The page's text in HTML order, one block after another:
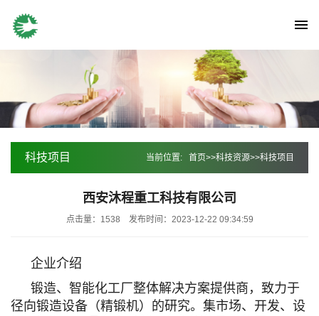
科技项目 当前位置: 首页>>科技资源>>科技项目
西安沐程重工科技有限公司
点击量：1538 发布时间：2023-12-22 09:34:59
企业介绍
锻造、智能化工厂整体解决方案提供商，致力于
径向锻造设备（精锻机）的研究。集市场、开发、设